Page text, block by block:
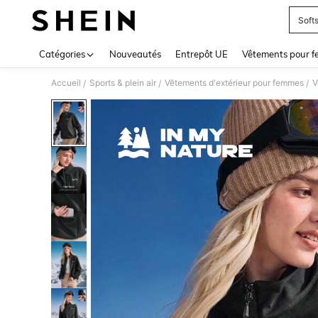
Catégories Nouveautés Entrepôt UE Vêtements pour
Accueil / Sports & plein air / Vêtements d'extérieur pour femmes /